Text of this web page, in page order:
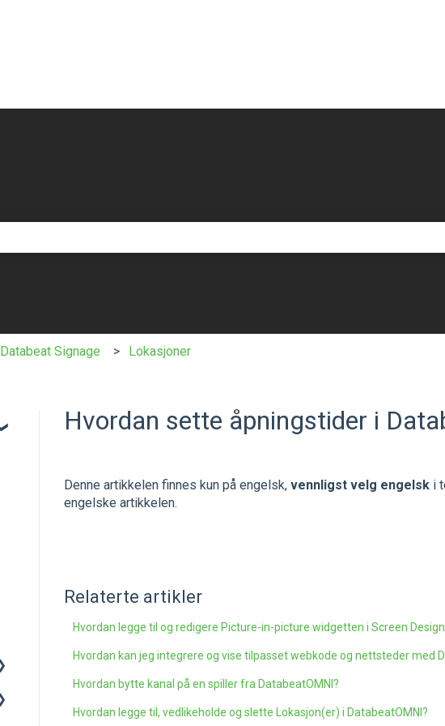
Databeat Signage Lokasjoner
Hvordan sette åpningstider i
Denne artikkelen finnes kun på engelsk, vennligst velg engelski
engelske artikkelen.
Relaterte artikler
Hvordan legge til og redigere Picture-in-picture widgetten i Screen
Hvordan kan jeg integrere og vise tilpasset webkode og nettsteder med
Hvordan bytte kanal på en spiller fra DatabeatOMNI?
Hvordan legge til, vedlikeholde og slette Lokasjon(er) i DatabeatOMNI?